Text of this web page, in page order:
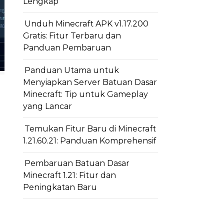
Unduh Minecraft APK v1.17.200
Gratis: Fitur Terbaru dan
Panduan Pembaruan
Panduan Utama untuk
Menyiapkan Server Batuan Dasar
Minecraft: Tip untuk Gameplay
yang Lancar
Temukan Fitur Baru di Minecraft
1.21.60.21: Panduan Komprehensif
Pembaruan Batuan Dasar
Minecraft 1.21: Fitur dan
Peningkatan Baru